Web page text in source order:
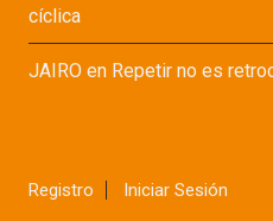
cíclica
JAIROen Repetir no es
Registro Iniciar Sesión